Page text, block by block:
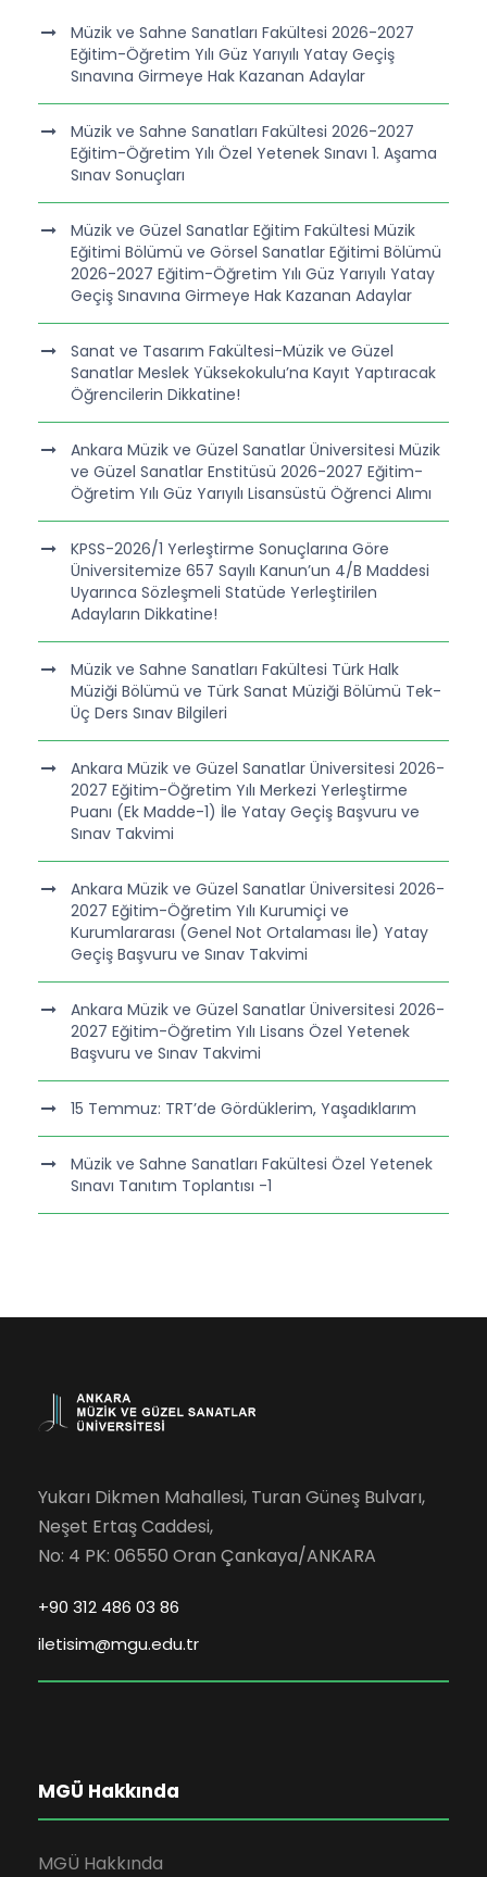
Müzik ve Sahne Sanatları Fakültesi 2026-2027
Eğitim-Öğretim Yılı Güz Yarıyılı Yatay Geçiş
Sınavına Girmeye Hak Kazanan Adaylar
Müzik ve Sahne Sanatları Fakültesi 2026-2027
Eğitim-Öğretim Yılı Özel Yetenek Sınavı 1. Aşama
Sınav Sonuçları
Müzik ve Güzel Sanatlar Eğitim Fakültesi Müzik
Eğitimi Bölümü ve Görsel Sanatlar Eğitimi Bölümü
2026-2027 Eğitim-Öğretim Yılı Güz Yarıyılı Yatay
Geçiş Sınavına Girmeye Hak Kazanan Adaylar
Sanat ve Tasarım Fakültesi-Müzik ve Güzel
Sanatlar Meslek Yüksekokulu’na Kayıt Yaptıracak
Öğrencilerin Dikkatine!
Ankara Müzik ve Güzel Sanatlar Üniversitesi Müzik
ve Güzel Sanatlar Enstitüsü 2026-2027 Eğitim-
Öğretim Yılı Güz Yarıyılı Lisansüstü Öğrenci Alımı
KPSS-2026/1 Yerleştirme Sonuçlarına Göre
Üniversitemize 657 Sayılı Kanun’un 4/B Maddesi
Uyarınca Sözleşmeli Statüde Yerleştirilen
Adayların Dikkatine!
Müzik ve Sahne Sanatları Fakültesi Türk Halk
Müziği Bölümü ve Türk Sanat Müziği Bölümü Tek-
Üç Ders Sınav Bilgileri
Ankara Müzik ve Güzel Sanatlar Üniversitesi 2026-
2027 Eğitim-Öğretim Yılı Merkezi Yerleştirme
Puanı (Ek Madde-1) İle Yatay Geçiş Başvuru ve
Sınav Takvimi
Ankara Müzik ve Güzel Sanatlar Üniversitesi 2026-
2027 Eğitim-Öğretim Yılı Kurumiçi ve
Kurumlararası (Genel Not Ortalaması İle) Yatay
Geçiş Başvuru ve Sınav Takvimi
Ankara Müzik ve Güzel Sanatlar Üniversitesi 2026-
2027 Eğitim-Öğretim Yılı Lisans Özel Yetenek
Başvuru ve Sınav Takvimi
15 Temmuz: TRT’de Gördüklerim, Yaşadıklarım
Müzik ve Sahne Sanatları Fakültesi Özel Yetenek
Sınavı Tanıtım Toplantısı -1
Yukarı Dikmen Mahallesi, Turan Güneş Bulvarı,
Neşet Ertaş Caddesi,
No: 4 PK: 06550 Oran Çankaya/ANKARA
+90 312 486 03 86
iletisim@mgu.edu.tr
MGÜ Hakkında
MGÜ Hakkında